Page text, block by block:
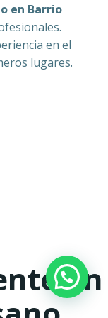
en Barrio
en el
lugares.
en